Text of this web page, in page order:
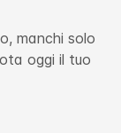
manchi solo
oggi il tuo